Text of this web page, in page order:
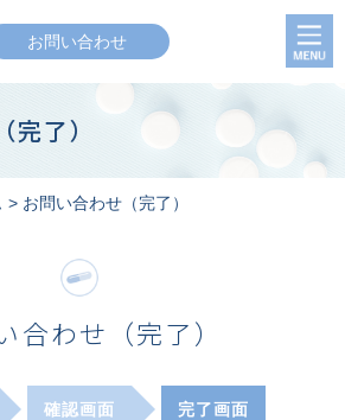
お問い合わせ
了）
> お問い合わせ（完了）
合わせ（完了）
確認画面 完了画面